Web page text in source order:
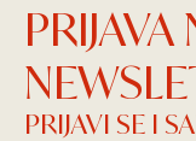
PRIJAVA
PRIJAVI SE I